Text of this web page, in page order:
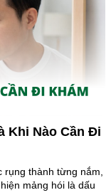
Khi Nào Cần Đi
thành từng nắm,
mảng hói là dấu